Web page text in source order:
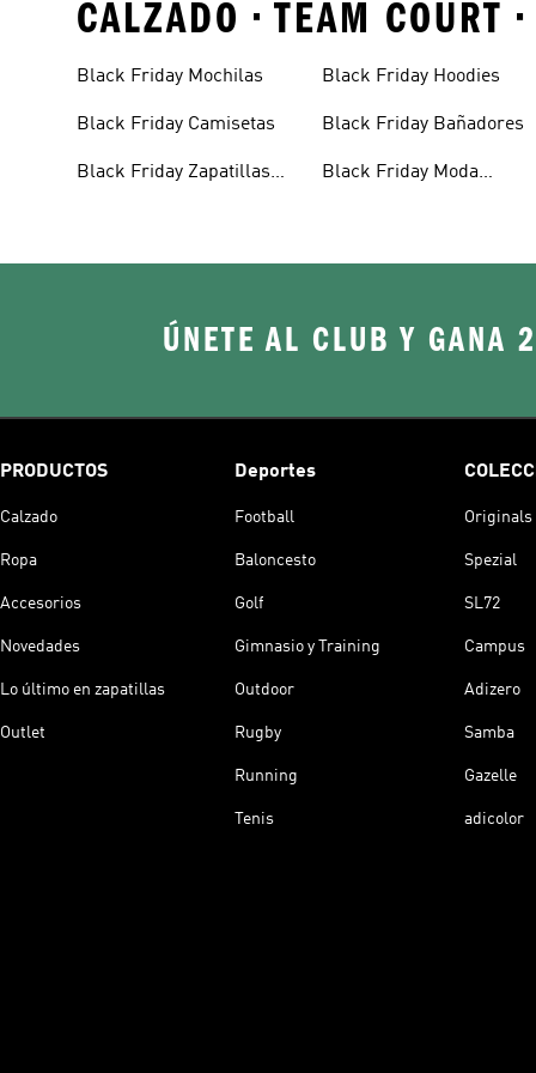
CALZADO • TEAM COURT
Black Friday Mochilas
Black Friday Camisetas
Black Friday Zapatillas
Black Friday Hoodies
Black Friday Bañadores
Black Friday Moda
ÚNETE AL CLUB Y GANA
PRODUCTOS
Calzado
Ropa
Accesorios
Novedades
Lo último en zapatillas
Outlet
Deportes
Football
Baloncesto
Golf
Gimnasio y Training
Outdoor
Rugby
Running
Tenis
Originals
Spezial
SL72
Campus
Adizero
Samba
Gazelle
adicolor